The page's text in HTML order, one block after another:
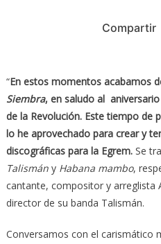
Compartir
“En estos momentos acabamos
Siembra, en saludo al
de la Revolución. Este tiempo de
lo he aprovechado para crear y
discográficas para la Egrem.Se
Talismán y Habana mambo,
cantante, compositor y arreglista
director de su banda Talismán.
Conversamos con el carismático